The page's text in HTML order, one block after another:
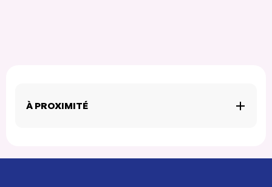
À PROXIMITÉ